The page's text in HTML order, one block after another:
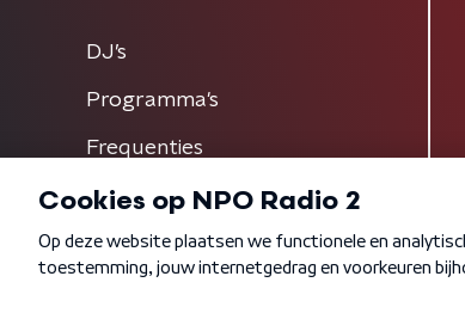
DJ’s
Programma's
Frequenties
Algemene voorwaarden Privacybeleid